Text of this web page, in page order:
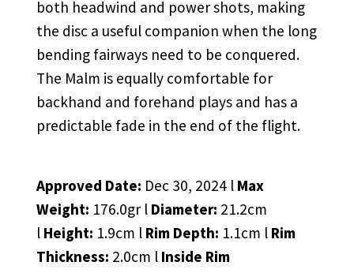
both headwind and power shots, making
the disc a useful companion when the long
bending fairways need to be conquered.
The Malm is equally comfortable for
backhand and forehand plays and has a
predictable fade in the end of the flight.
Approved Date: Dec 30, 2024 l Max
Weight: 176.0gr l Diameter: 21.2cm
l Height: 1.9cm l Rim Depth: 1.1cm l Rim
Thickness: 2.0cm l Inside Rim